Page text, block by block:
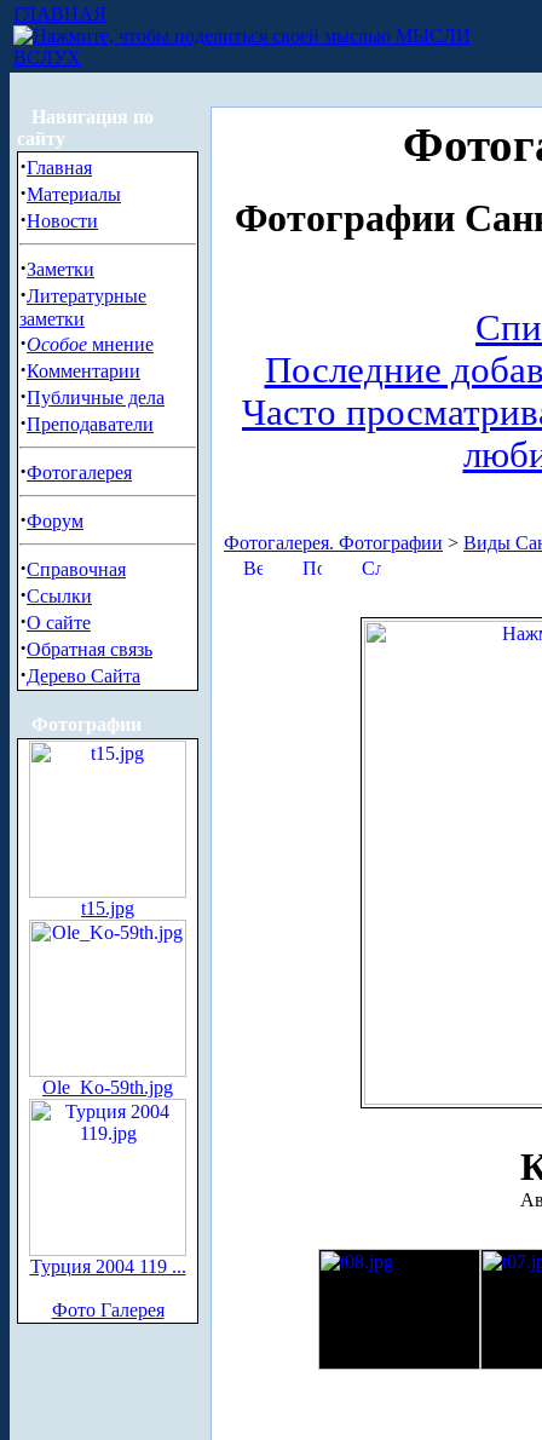
ГЛАВНАЯ
МЫСЛИ
ВСЛУХ
Навигация по
сайту
·Главная
·Материалы
·Новости
·Заметки
·Литературные
заметки
·Особое мнение
·Комментарии
·Публичные дела
·Преподаватели
·Фотогалерея
·Форум
·Справочная
·Ссылки
·О сайте
·Обратная связь
·Дерево Сайта
Фотографии
t15.jpg
Ole_Ko-59th.jpg
Турция 2004 119 ...
Фото Галерея
Фотографии
Последние
Часто
Фотогалерея. Фотографии > Виды